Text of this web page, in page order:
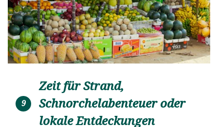
9
Zeit für Strand,
Schnorchelabenteuer oder
lokale Entdeckungen